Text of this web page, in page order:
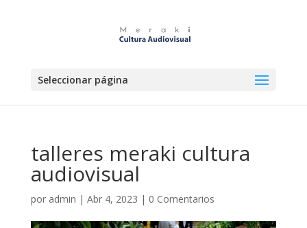
Seleccionar página
talleres meraki cultura
audiovisual
por admin | Abr 4, 2023 | 0 Comentarios